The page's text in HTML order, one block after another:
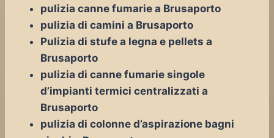
pulizia canne fumarie a Brusaporto
pulizia di camini a Brusaporto
Pulizia di stufe a legna e pellets a
Brusaporto
pulizia di canne fumarie singole
d’impianti termici centralizzati a
Brusaporto
pulizia di colonne d’aspirazione bagni